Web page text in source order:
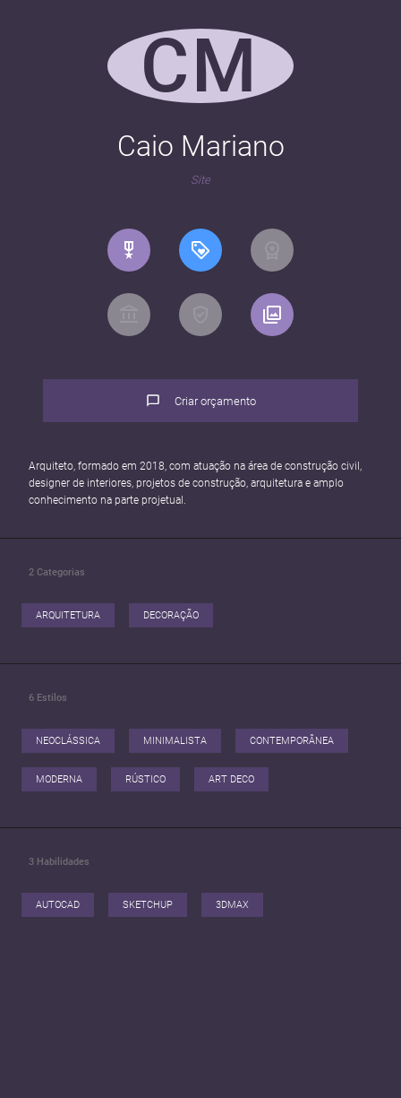
CM
Caio Mariano
Site
Criar orçamento
Arquiteto, formado em 2018, com atuação na área de construção civil,
designer de interiores, projetos de construção, arquitetura e amplo
conhecimento na parte projetual.
2 Categorias
ARQUITETURA DECORAÇÃO
6 Estilos
NEOCLÁSSICA MINIMALISTA CONTEMPORÂNEA
MODERNA RÚSTICO ART DECO
3 Habilidades
AUTOCAD SKETCHUP 3DMAX